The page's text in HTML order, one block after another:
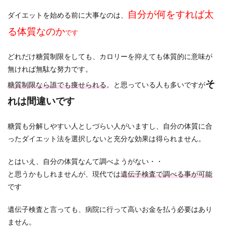
ダイエットを始める前に大事なのは、
自分が何をすれば太
る体質なのかです
どれだけ糖質制限をしても、カロリーを抑えても体質的に意味が
無ければ無駄な努力です。
糖質制限なら誰でも痩せられる。と思っている人も多いですがそ
れは間違いです
糖質も分解しやすい人としづらい人がいますし、自分の体質に合
ったダイエット法を選択しないと充分な効果は得られません。
とはいえ、自分の体質なんて調べようがない・・
と思うかもしれませんが、現代では遺伝子検査で調べる事が可能
です
遺伝子検査と言っても、病院に行って高いお金を払う必要はあり
ません。